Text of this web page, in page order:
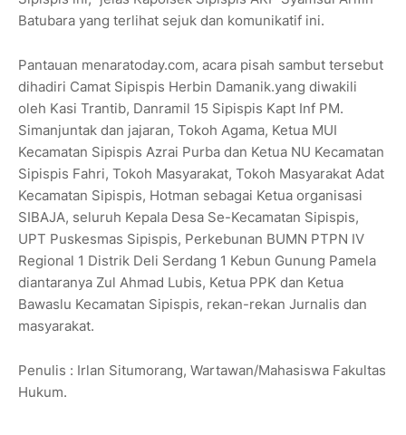
Batubara yang terlihat sejuk dan komunikatif ini.
Pantauan menaratoday.com, acara pisah sambut tersebut
dihadiri Camat Sipispis Herbin Damanik.yang diwakili
oleh Kasi Trantib, Danramil 15 Sipispis Kapt Inf PM.
Simanjuntak dan jajaran, Tokoh Agama, Ketua MUI
Kecamatan Sipispis Azrai Purba dan Ketua NU Kecamatan
Sipispis Fahri, Tokoh Masyarakat, Tokoh Masyarakat Adat
Kecamatan Sipispis, Hotman sebagai Ketua organisasi
SIBAJA, seluruh Kepala Desa Se-Kecamatan Sipispis,
UPT Puskesmas Sipispis, Perkebunan BUMN PTPN IV
Regional 1 Distrik Deli Serdang 1 Kebun Gunung Pamela
diantaranya Zul Ahmad Lubis, Ketua PPK dan Ketua
Bawaslu Kecamatan Sipispis, rekan-rekan Jurnalis dan
masyarakat.
Penulis : Irlan Situmorang, Wartawan/Mahasiswa Fakultas
Hukum.